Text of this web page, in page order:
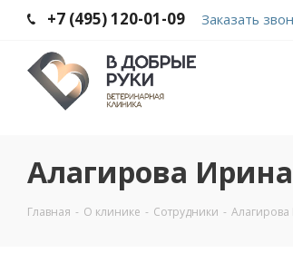
+7 (495) 120-01-09 Заказать
Алагирова
Главная - О клинике - Сотрудники -